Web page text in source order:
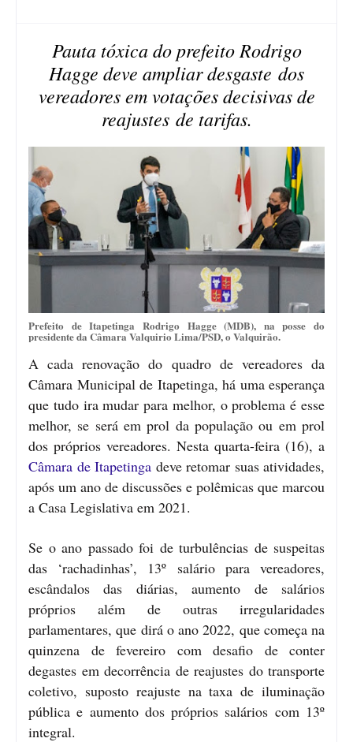
Pauta tóxica do prefeito Rodrigo
Hagge deve ampliar desgaste dos
vereadores em votações decisivas de
reajustes de tarifas.
Prefeito de Itapetinga Rodrigo Hagge (MDB), na posse do
presidente da Câmara Valquirio Lima/PSD, o Valquirão.
A cada renovação do quadro de vereadores da
Câmara Municipal de Itapetinga, há uma esperança
que tudo ira mudar para melhor, o problema é esse
melhor, se será em prol da população ou em prol
dos próprios vereadores. Nesta quarta-feira (16), a
Câmara de Itapetinga deve retomar suas atividades,
após um ano de discussões e polêmicas que marcou
a Casa Legislativa em 2021.
Se o ano passado foi de turbulências de suspeitas
das ‘rachadinhas’, 13º salário para vereadores,
escândalos das diárias, aumento de salários
próprios além de outras irregularidades
parlamentares, que dirá o ano 2022, que começa na
quinzena de fevereiro com desafio de conter
degastes em decorrência de reajustes do transporte
coletivo, suposto reajuste na taxa de iluminação
pública e aumento dos próprios salários com 13º
integral.